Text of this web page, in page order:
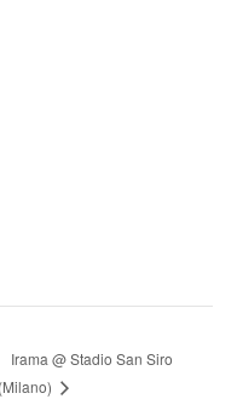
Irama @ Stadio San Siro
(Milano)